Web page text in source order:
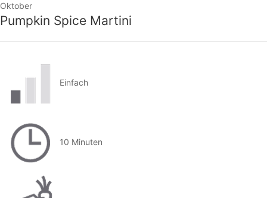
Oktober
Pumpkin Spice Martini
Einfach
10 Minuten